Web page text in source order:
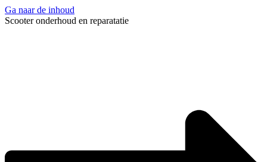
Ga naar de inhoud
Scooter onderhoud en reparatatie